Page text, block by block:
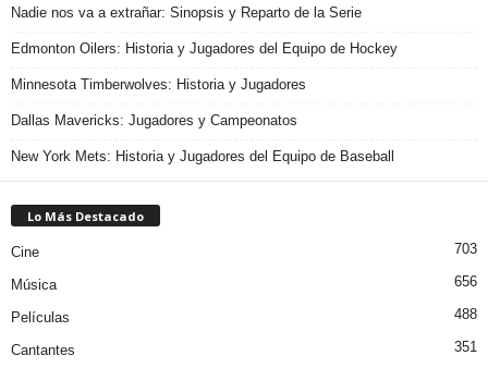
Nadie nos va a extrañar: Sinopsis y Reparto de la Serie
Edmonton Oilers: Historia y Jugadores del Equipo de Hockey
Minnesota Timberwolves: Historia y Jugadores
Dallas Mavericks: Jugadores y Campeonatos
New York Mets: Historia y Jugadores del Equipo de Baseball
Lo Más Destacado
Cine 703
Música 656
Películas 488
Cantantes 351